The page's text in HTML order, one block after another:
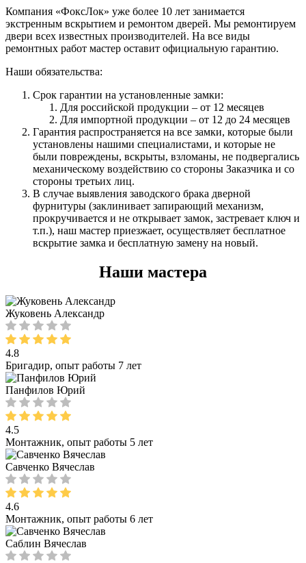
Компания «ФоксЛок» уже более 10 лет занимается
экстренным вскрытием и ремонтом дверей. Мы ремонтируем
двери всех известных производителей. На все виды
ремонтных работ мастер оставит официальную гарантию.
Наши обязательства:
Срок гарантии на установленные замки:
Для российской продукции – от 12 месяцев
Для импортной продукции – от 12 до 24 месяцев
Гарантия распространяется на все замки, которые были
установлены нашими специалистами, и которые не
были повреждены, вскрыты, взломаны, не подвергались
механическому воздействию со стороны Заказчика и со
стороны третьих лиц.
В случае выявления заводского брака дверной
фурнитуры (заклинивает запирающий механизм,
прокручивается и не открывает замок, застревает ключ и
т.п.), наш мастер приезжает, осуществляет бесплатное
вскрытие замка и бесплатную замену на новый.
Наши мастера
Жуковень Александр
4.8
Бригадир, опыт работы 7 лет
Панфилов Юрий
4.5
Монтажник, опыт работы 5 лет
Савченко Вячеслав
4.6
Монтажник, опыт работы 6 лет
Саблин Вячеслав